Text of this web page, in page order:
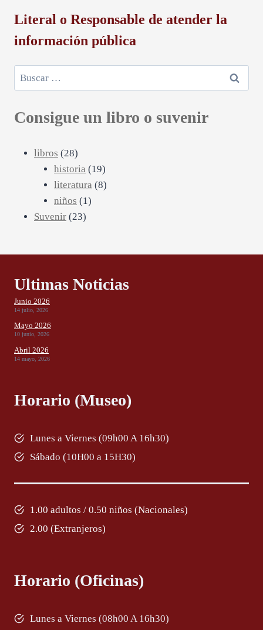
Literal o Responsable de atender la
información pública
Buscar:
Consigue un libro o suvenir
libros 2828
productos
historia 1919
productos
literatura 88
niños 11
Suvenir 2323
Ultimas Noticias
Junio 2026
14 julio, 2026
Mayo 2026
10 junio, 2026
Abril 2026
14 mayo, 2026
Horario (Museo)
Lunes a Viernes (09h00 A 16h30)
Sábado (10H00 a 15H30)
1.00 adultos / 0.50 niños (Nacionales)
2.00 (Extranjeros)
Horario (Oficinas)
Lunes a Viernes (08h00 A 16h30)